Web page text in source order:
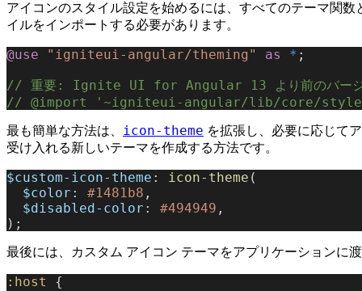
アイコンのスタイル設定を始めるには、すべてのテーマ関
イルをインポートする必要があります。
@use "igniteui-angular/theming" as * ;
// 重要: Ignite UI for Angular 13 より前のバージョ
// @import '~igniteui-angular/lib/core/
最も簡単な方法は、 icon-theme を拡張し、必要に応じて
受け入れる新しいテーマを作成する方法です。
$custom-icon-theme : icon-theme (
  $color:
#1481b8 ,
  $disabled-color:
#494949 ,
);
最後には、カスタム アイコン テーマをアプリケーションに
:host
{